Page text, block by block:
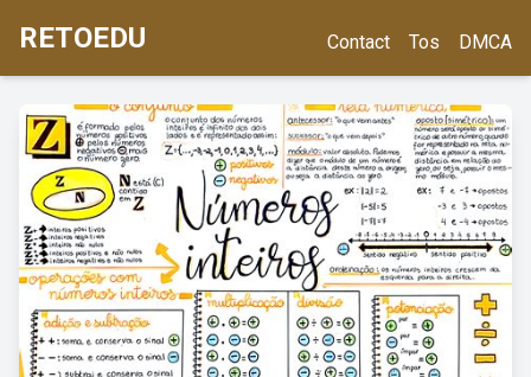
RETOEDU Contact Tos DMCA